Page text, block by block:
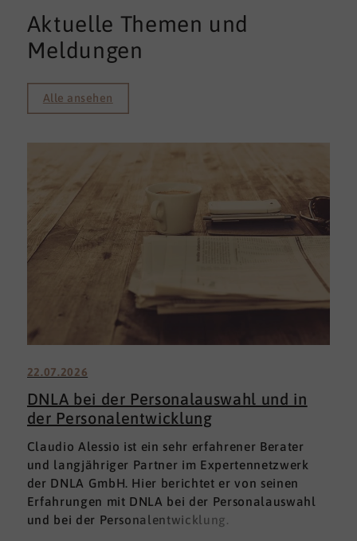
Aktuelle Themen und
Meldungen
Alle ansehen
22.07.2026
DNLA bei der Personalauswahl und in
der Personalentwicklung
Claudio Alessio ist ein sehr erfahrener Berater
und langjähriger Partner im Expertennetzwerk
der DNLA GmbH. Hier berichtet er von seinen
Erfahrungen mit DNLA bei der Personalauswahl
und bei der Personalentwicklung.